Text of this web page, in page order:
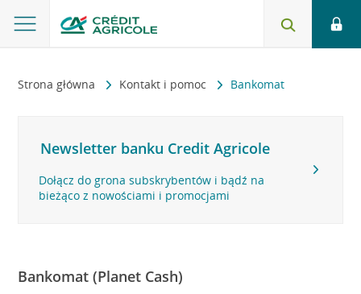
Strona główna Kontakt i pomoc Bankomat
Newsletter banku Credit Agricole
Dołącz do grona subskrybentów i bądź na
bieżąco z nowościami i promocjami
Bankomat (Planet Cash)